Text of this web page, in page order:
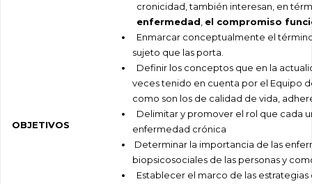
cronicidad, también interesan, en
enfermedad el compromiso
OBJETIVOS
Enmarcar conceptualmente el
sujeto que las porta.
Definir los conceptos que en la
veces tenido en cuenta por el Equipo
como son los de calidad de vida,
Delimitar y promover el rol que cada
enfermedad crónica
Determinar la importancia de las
biopsicosociales de las personas y
Establecer el marco de las